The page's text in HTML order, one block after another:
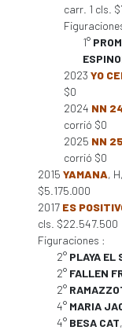
carr. 1 cls.
1°
2023 YO
$0
2024 NN
corrió $0
2025 NN
corrió $0
2015 YAMANA,
$5.175.000
2017 ES
cls. $22.547.500
Figuraciones :
2° PLAYA EL
2° FALLEN
2°
4° MARIA
4° BESA CAT